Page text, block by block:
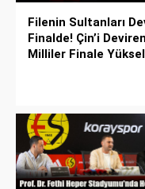
Filenin Sultanları
Finalde! Çin’i Deviren
Milliler Finale